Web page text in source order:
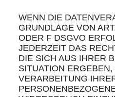
WENN DIE
GRUNDLAGE VON
ODER F DSGVO
JEDERZEIT DAS
DIE SICH AUS IHRER
SITUATION
VERARBEITUNG